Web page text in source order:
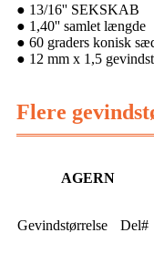
● 13/16'' SEKSKAB
● 1,40'' samlet længde
● 60 graders konisk
● 12 mm x 1,5
Flere
AGERN
Gevindstørrelse Del#